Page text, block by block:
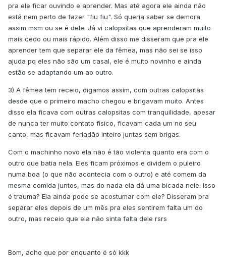
pra ele ficar ouvindo e aprender. Mas até agora ele ainda não
está nem perto de fazer "fiu fiu". Só queria saber se demora
assim msm ou se é dele. Já vi calopsitas que aprenderam muito
mais cedo ou mais rápido. Além disso me disseram que pra ele
aprender tem que separar ele da fêmea, mas não sei se isso
ajuda pq eles não são um casal, ele é muito novinho e ainda
estão se adaptando um ao outro.
3) A fêmea tem receio, digamos assim, com outras calopsitas
desde que o primeiro macho chegou e brigavam muito. Antes
disso ela ficava com outras calopsitas com tranquilidade, apesar
de nunca ter muito contato físico, ficavam cada um no seu
canto, mas ficavam feriadão inteiro juntas sem brigas.
Com o machinho novo ela não é tão violenta quanto era com o
outro que batia nela. Eles ficam próximos e dividem o puleiro
numa boa (o que não acontecia com o outro) e até comem da
mesma comida juntos, mas do nada ela dá uma bicada nele. Isso
é trauma? Ela ainda pode se acostumar com ele? Disseram pra
separar eles depois de um mês pra eles sentirem falta um do
outro, mas receio que ela não sinta falta dele rsrs
Bom, acho que por enquanto é só kkk